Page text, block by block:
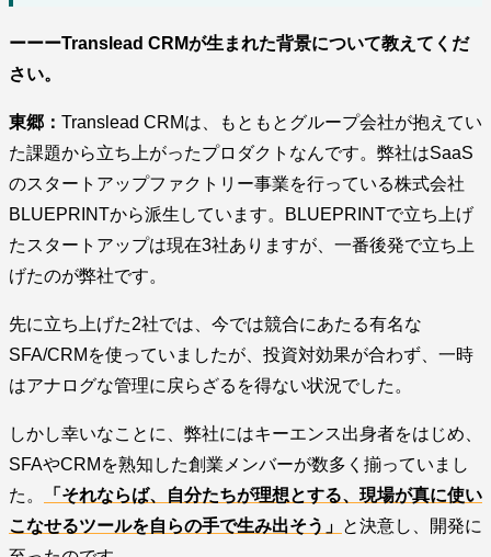
ーーーTranslead CRMが生まれた背景について教えてくだ
さい。
東郷： Translead CRMは、もともとグループ会社が抱えてい
た課題から立ち上がったプロダクトなんです。弊社はSaaS
のスタートアップファクトリー事業を行っている株式会社
BLUEPRINTから派生しています。BLUEPRINTで立ち上げ
たスタートアップは現在3社ありますが、一番後発で立ち上
げたのが弊社です。
先に立ち上げた2社では、今では競合にあたる有名な
SFA/CRMを使っていましたが、投資対効果が合わず、一時
はアナログな管理に戻らざるを得ない状況でした。
しかし幸いなことに、弊社にはキーエンス出身者をはじめ、
SFAやCRMを熟知した創業メンバーが数多く揃っていまし
た。
「それならば、自分たちが理想とする、現場が真に使い
こなせるツールを自らの手で生み出そう」 と決意し、開発に